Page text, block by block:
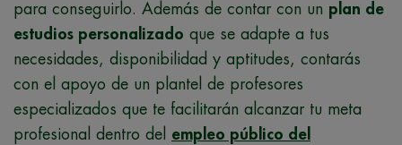
para conseguirlo. Además de contar con un plan de
estudios personalizado que se adapte a tus
necesidades, disponibilidad y aptitudes, contarás
con el apoyo de un plantel de profesores
especializados que te facilitarán alcanzar tu meta
profesional dentro del empleo público del